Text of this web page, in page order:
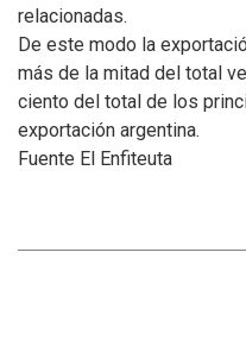
relacionadas.
De este modo la
más de la mitad del total
ciento del total de los
exportación argentina.
Fuente El Enfiteuta